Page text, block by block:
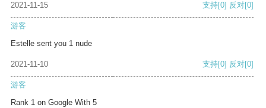
2021-11-15 支持[0] 反对[0]
游客
Estelle sent you 1 nude
2021-11-10 支持[0] 反对[0]
游客
Rank 1 on Google With 5